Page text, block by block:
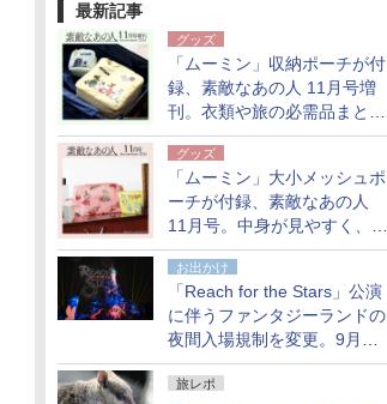
最新記事
グッズ
「ムーミン」収納ポーチが付
録、素敵なあの人 11月号増
刊。衣類や旅の必需品まとま
る大小2個セット
グッズ
「ムーミン」大小メッシュポ
ーチが付録、素敵なあの人
11月号。中身が見やすく、温
泉スパにも使える
お出かけ
「Reach for the Stars」公演
に伴うファンタジーランドの
夜間入場規制を変更。9月か
ら18時50分～20時ごろに
旅レポ